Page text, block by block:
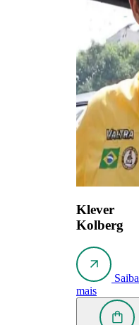
Klever
Kolberg
Saiba
mais